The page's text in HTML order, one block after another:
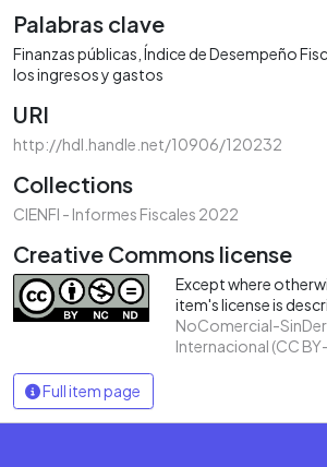
Palabras clave
Finanzas públicas Índice de Desempeño
los ingresos y gastos
URI
http://hdl.handle.net/10906/120232
Collections
CIENFI - Informes Fiscales 2022
Creative Commons license
Except where
item's license is
NoComercial-
Internacional (CC
Full item page